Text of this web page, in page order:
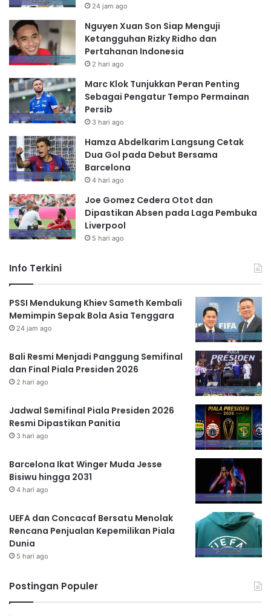
24 jam ago
Nguyen Xuan Son Siap Menguji
Ketangguhan Rizky Ridho dan
Pertahanan Indonesia
2 hari ago
Marc Klok Tunjukkan Peran Penting
Sebagai Pengatur Tempo Permainan
Persib
3 hari ago
Hamza Abdelkarim Langsung Cetak
Dua Gol pada Debut Bersama
Barcelona
4 hari ago
Joe Gomez Cedera Otot dan
Dipastikan Absen pada Laga Pembuka
Liverpool
5 hari ago
Info Terkini
PSSI Mendukung Khiev Sameth Kembali
Memimpin Sepak Bola Asia Tenggara
24 jam ago
Bali Resmi Menjadi Panggung Semifinal
dan Final Piala Presiden 2026
2 hari ago
Jadwal Semifinal Piala Presiden 2026
Resmi Dipastikan Panitia
3 hari ago
Barcelona Ikat Winger Muda Jesse
Bisiwu hingga 2031
4 hari ago
UEFA dan Concacaf Bersatu Menolak
Rencana Penjualan Kepemilikan Piala
Dunia
5 hari ago
Postingan Populer